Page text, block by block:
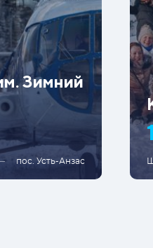
Зимний
пос. Усть-Анзас